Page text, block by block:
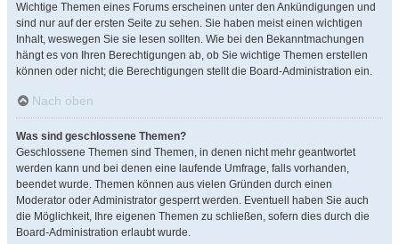
Wichtige Themen eines Forums erscheinen unter den Ankündigungen und
sind nur auf der ersten Seite zu sehen. Sie haben meist einen wichtigen
Inhalt, weswegen Sie sie lesen sollten. Wie bei den Bekanntmachungen
hängt es von Ihren Berechtigungen ab, ob Sie wichtige Themen erstellen
können oder nicht; die Berechtigungen stellt die Board-Administration ein.
Nach oben
Was sind geschlossene Themen?
Geschlossene Themen sind Themen, in denen nicht mehr geantwortet
werden kann und bei denen eine laufende Umfrage, falls vorhanden,
beendet wurde. Themen können aus vielen Gründen durch einen
Moderator oder Administrator gesperrt werden. Eventuell haben Sie auch
die Möglichkeit, Ihre eigenen Themen zu schließen, sofern dies durch die
Board-Administration erlaubt wurde.